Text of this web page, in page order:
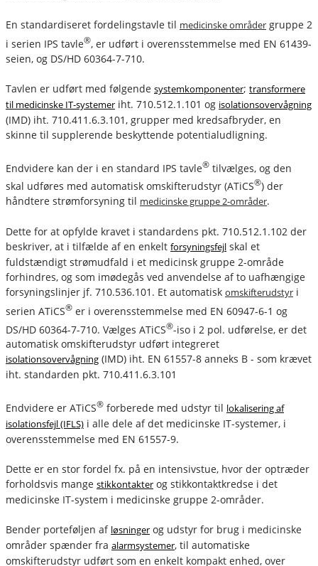
En standardiseret fordelingstavle til medicinske områder gruppe 2
i serien IPS tavle®, er udført i overensstemmelse med EN 61439-
seien, og DS/HD 60364-7-710.
Tavlen er udført med følgende systemkomponenter; transformere
til medicinske IT-systemer iht. 710.512.1.101 og isolationsovervågning
(IMD) iht. 710.411.6.3.101, grupper med kredsafbryder, en
skinne til supplerende beskyttende potentialudligning.
Endvidere kan der i en standard IPS tavle® tilvælges, og den
skal udføres med automatisk omskifterudstyr (ATiCS®) der
håndtere strømforsyning til medicinske gruppe 2-områder.
Dette for at opfylde kravet i standardens pkt. 710.512.1.102 der
beskriver, at i tilfælde af en enkelt forsyningsfejl skal et
fuldstændigt strømudfald i et medicinsk gruppe 2-område
forhindres, og som imødegås ved anvendelse af to uafhængige
forsyningslinjer jf. 710.536.101. Et automatisk omskifterudstyr i
serien ATiCS® er i overensstemmelse med EN 60947-6-1 og
DS/HD 60364-7-710. Vælges ATiCS®-iso i 2 pol. udførelse, er det
automatisk omskifterudstyr udført integreret
isolationsovervågning (IMD) iht. EN 61557-8 anneks B - som krævet
iht. standarden pkt. 710.411.6.3.101
Endvidere er ATiCS® forberede med udstyr til lokalisering af
isolationsfejl (IFLS) i alle dele af det medicinske IT-systemer, i
overensstemmelse med EN 61557-9.
Dette er en stor fordel fx. på en intensivstue, hvor der optræder
forholdsvis mange stikkontakter og stikkontaktkredse i det
medicinske IT-system i medicinske gruppe 2-områder.
Bender porteføljen af løsninger og udstyr for brug i medicinske
områder spænder fra alarmsystemer, til automatiske
omskifterudstyr udført som en enkelt kompakt enhed, over